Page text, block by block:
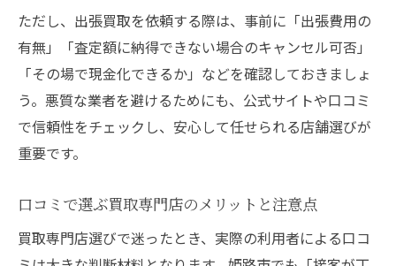
ただし、出張買取を依頼する際は、事前に「出張費用の
有無」「査定額に納得できない場合のキャンセル可否」
「その場で現金化できるか」などを確認しておきましょ
う。悪質な業者を避けるためにも、公式サイトや口コミ
で信頼性をチェックし、安心して任せられる店舗選びが
重要です。
口コミで選ぶ買取専門店のメリットと注意点
買取専門店選びで迷ったとき、実際の利用者による口コ